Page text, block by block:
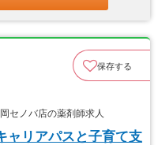
保存する
セノバ店の薬剤師求人
ャリアパスと子育て支